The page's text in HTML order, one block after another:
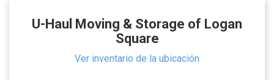
U-Haul Moving & Storage of Logan
Square
Ver inventario de la ubicación